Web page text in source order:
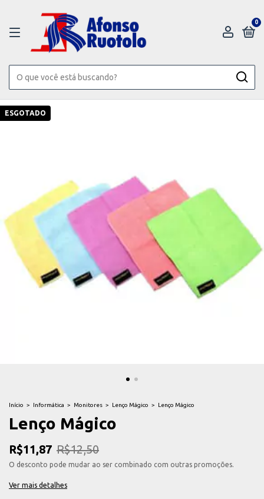
0
ESGOTADO
Início > Informática > Monitores > Lenço Mágico > Lenço Mágico
Lenço Mágico
R$11,87 R$12,50
O desconto pode mudar ao ser combinado com outras promoções.
Ver mais detalhes